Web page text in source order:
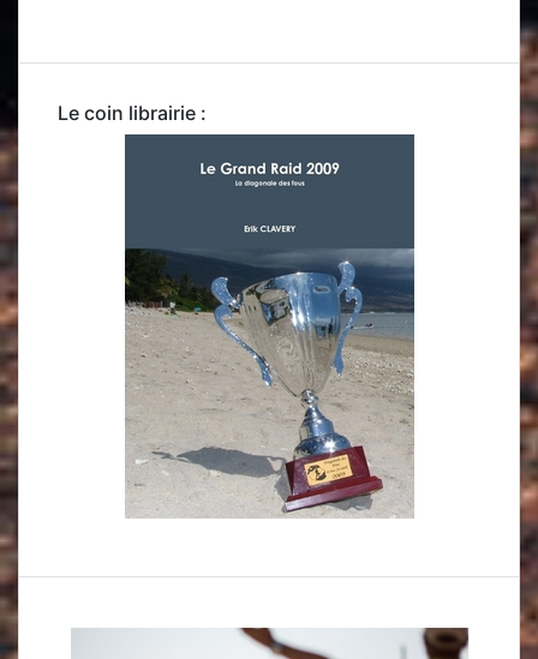
Le coin librairie :